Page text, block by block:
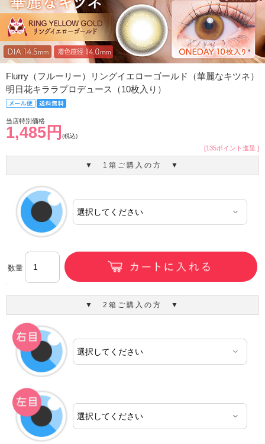
Flurry（フルーリー）リングイエローゴールド（華麗なキツネ）
明日花キララプロデュース（10枚入り）
当店特別価格
1,485円 (税込)
[135ポイント進呈 ]
▼ 1箱ご購入の方 ▼
数量
▼ 2箱ご購入の方 ▼